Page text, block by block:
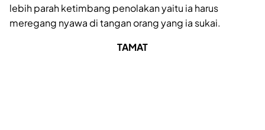
lebih parah ketimbang penolakan yaitu ia harus
meregang nyawa di tangan orang yang ia sukai.
TAMAT